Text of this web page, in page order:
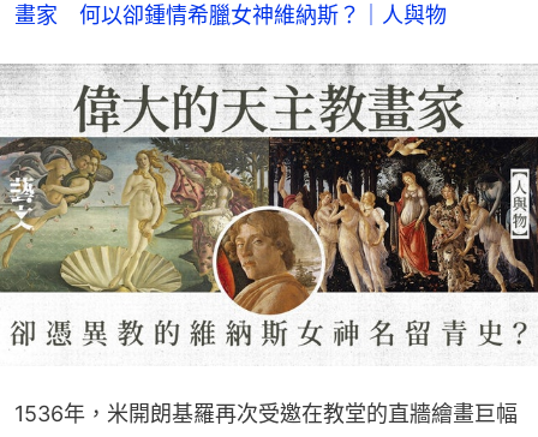
畫家　何以卻鍾情希臘女神維納斯？｜人與物
1536年，米開朗基羅再次受邀在教堂的直牆繪畫巨幅